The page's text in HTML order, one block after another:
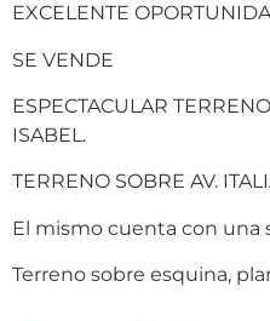
EXCELENTE
SE VENDE
ESPECTACULAR
ISABEL.
TERRENO SOBRE AV.
El mismo cuenta con una
Terreno sobre esquina,